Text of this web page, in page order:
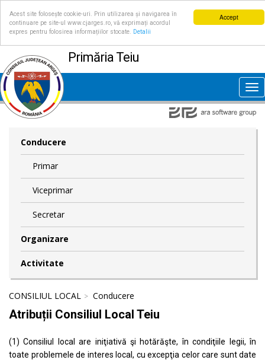
Accept
Acest site folosește cookie-uri. Prin utilizarea și navigarea în
continuare pe site-ul www.cjarges.ro, vă exprimați acordul
expres pentru folosirea informațiilor stocate.
Detalii
Primăria Teiu
Conducere
Primar
Viceprimar
Secretar
Organizare
Activitate
CONSILIUL LOCAL Conducere
Atribuții Consiliul Local Teiu
(1) Consiliul local are iniţiativă şi hotărăşte, în condiţiile legii, în
toate problemele de interes local, cu excepţia celor care sunt date